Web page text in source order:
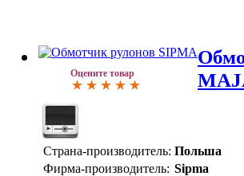
Оцените товар
Страна-производитель: Польша
Фирма-производитель: Sipma